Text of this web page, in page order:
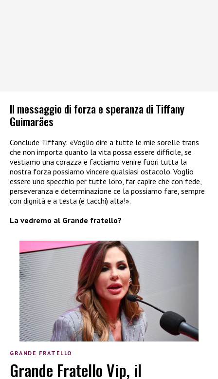
Il messaggio di forza e speranza di Tiffany
Guimarães
Conclude Tiffany: «Voglio dire a tutte le mie sorelle trans
che non importa quanto la vita possa essere difficile, se
vestiamo una corazza e facciamo venire fuori tutta la
nostra forza possiamo vincere qualsiasi ostacolo. Voglio
essere uno specchio per tutte loro, far capire che con fede,
perseveranza e determinazione ce la possiamo fare, sempre
con dignità e a testa (e tacchi) alta!».
La vedremo al Grande fratello?
GRANDE FRATELLO
Grande Fratello Vip, il